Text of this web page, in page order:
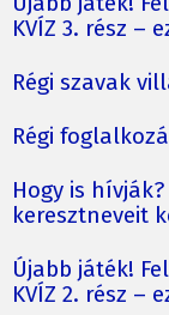
KVÍZ 3. rész –
Régi szavak
Régi
Hogy is
keresztneveit
Újabb játék!
KVÍZ 2. rész –